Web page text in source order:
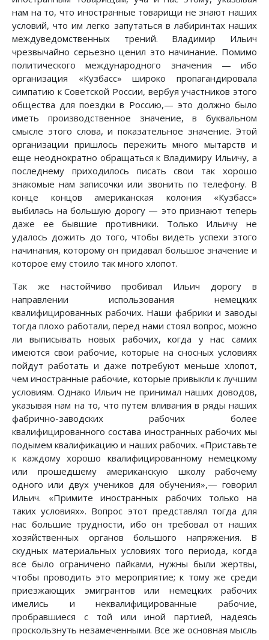
нам на то, что иностранные товарищи не знают наших
условий, что им легко запутаться в лабиринтах наших
междуведомственных трений. Владимир Ильич
чрезвычайно серьезно ценил это начинание. Помимо
политического международного значения — ибо
организация «Кузбасс» широко пропагандировала
симпатию к Советской России, вербуя участников этого
общества для поездки в Россию,— это должно было
иметь производственное значение, в буквальном
смысле этого слова, и показательное значение. Этой
организации пришлось пережить много мытарств и
еще неоднократно обращаться к Владимиру Ильичу, а
последнему приходилось писать свои так хорошо
знакомые нам записочки или звонить по телефону. В
конце концов американская колония «Кузбасс»
выбилась на большую дорогу — это признают теперь
даже ее бывшие противники. Только Ильичу не
удалось дожить до того, чтобы видеть успехи этого
начинания, которому он придавал большое значение и
которое ему стоило так много хлопот.
Так же настойчиво пробивал Ильич дорогу в
направлении использования немецких
квалифицированных рабочих. Наши фабрики и заводы
тогда плохо работали, перед нами стоял вопрос, можно
ли выписывать новых рабочих, когда у нас самих
имеются свои рабочие, которые на сносных условиях
пойдут работать и даже потребуют меньше хлопот,
чем иностранные рабочие, которые привыкли к лучшим
условиям. Однако Ильич не принимал наших доводов,
указывая нам на то, что путем вливания в ряды наших
фабрично-заводских рабочих более
квалифицированного состава иностранных рабочих мы
подымем квалификацию и наших рабочих. «Приставьте
к каждому хорошо квалифицированному немецкому
или прошедшему американскую школу рабочему
одного или двух учеников для обучения»,— говорил
Ильич. «Примите иностранных рабочих только на
таких условиях». Вопрос этот представлял тогда для
нас большие трудности, ибо он требовал от наших
хозяйственных органов большого напряжения. В
скудных материальных условиях того периода, когда
все было ограничено пайками, нужны были жертвы,
чтобы проводить это мероприятие; к тому же среди
приезжающих эмигрантов или немецких рабочих
имелись и неквалифицированные рабочие,
пробравшиеся с той или иной партией, надеясь
проскользнуть незамеченными. Все же основная мысль